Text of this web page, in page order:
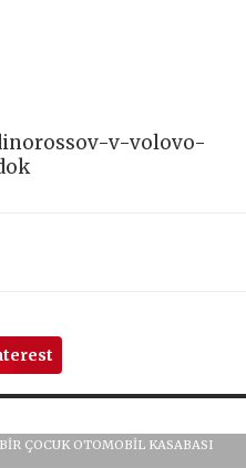
v-volovo-
ÇOCUK OTOMOBIL KASABASI